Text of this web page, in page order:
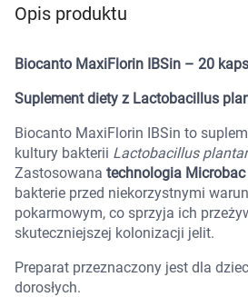
Grupy produktowe
Marki
Opis produktu
Biocanto MaxiFlorin IBSin – 20
Suplement diety z Lactobacillus
Biocanto MaxiFlorin IBSin to
kultury bakterii Lactobacillus
Zastosowana technologia Microbac
bakterie przed niekorzystnymi
pokarmowym, co sprzyja ich
skuteczniejszej kolonizacji jelit.
Preparat przeznaczony jest dla
dorosłych.